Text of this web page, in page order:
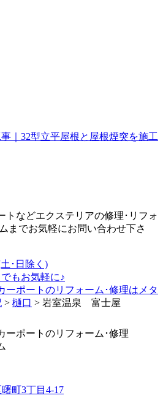
｜32型立平屋根と屋根煙突を施工
トなどエクステリアの修理･リフォ
までお気軽にお問い合わせ下さ
･日除く)
もお気軽に♪
ーポートのリフォーム･修理はメタ
> 樋口 > 岩室温泉 富士屋
ーポートのリフォーム･修理
町3丁目4-17